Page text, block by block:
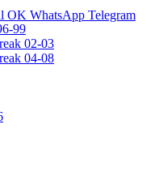
99
02-03
04-08
OK WhatsApp Telegram